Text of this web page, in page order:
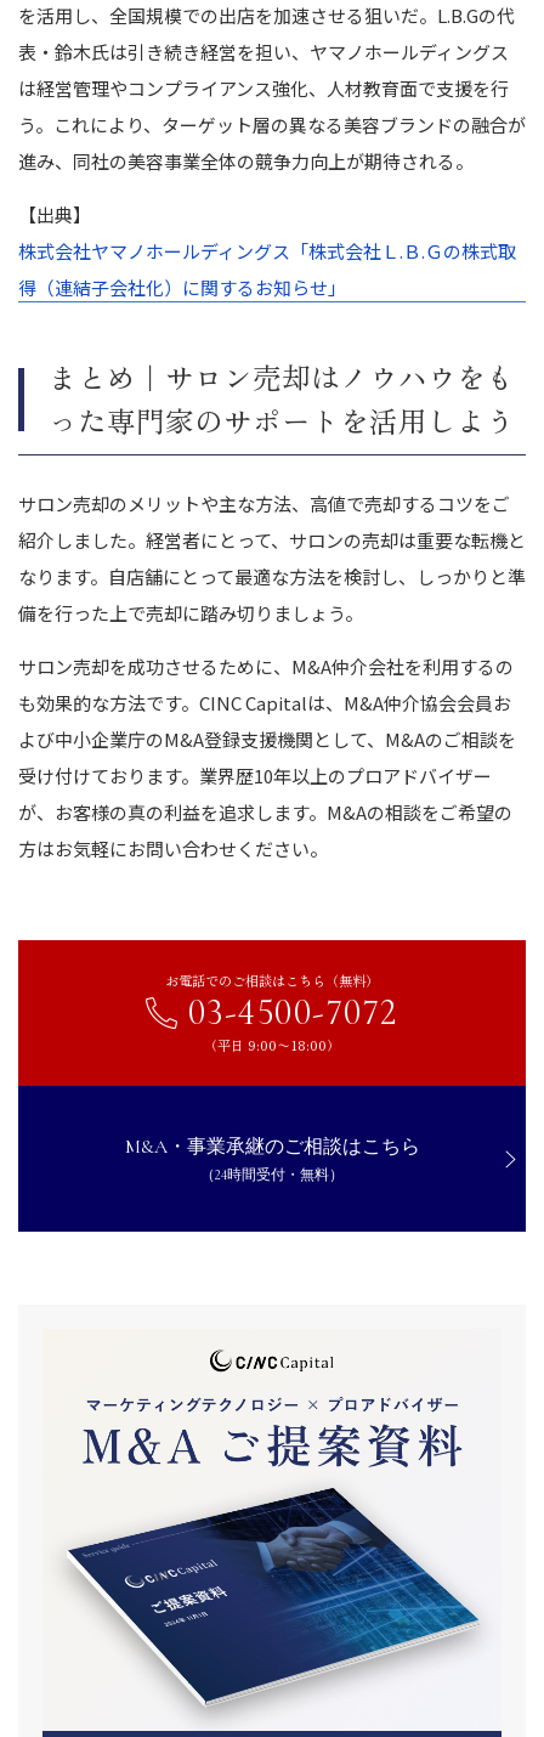
を活用し、全国規模での出店を加速させる狙いだ。L.B.Gの代
表・鈴木氏は引き続き経営を担い、ヤマノホールディングス
は経営管理やコンプライアンス強化、人材教育面で支援を行
う。これにより、ターゲット層の異なる美容ブランドの融合が
進み、同社の美容事業全体の競争力向上が期待される。
【出典】
株式会社ヤマノホールディングス「株式会社Ｌ.Ｂ.Ｇの株式取
得（連結子会社化）に関するお知らせ」
まとめ｜サロン売却はノウハウをも
った専門家のサポートを活用しよう
サロン売却のメリットや主な方法、高値で売却するコツをご
紹介しました。経営者にとって、サロンの売却は重要な転機と
なります。自店舗にとって最適な方法を検討し、しっかりと準
備を行った上で売却に踏み切りましょう。
サロン売却を成功させるために、M&A仲介会社を利用するの
も効果的な方法です。CINC Capitalは、M&A仲介協会会員お
よび中小企業庁のM&A登録支援機関として、M&Aのご相談を
受け付けております。業界歴10年以上のプロアドバイザー
が、お客様の真の利益を追求します。M&Aの相談をご希望の
方はお気軽にお問い合わせください。
お電話でのご相談はこちら（無料）
03-4500-7072
（平日 9:00〜18:00）
M&A・事業承継のご相談はこちら
（24時間受付・無料）